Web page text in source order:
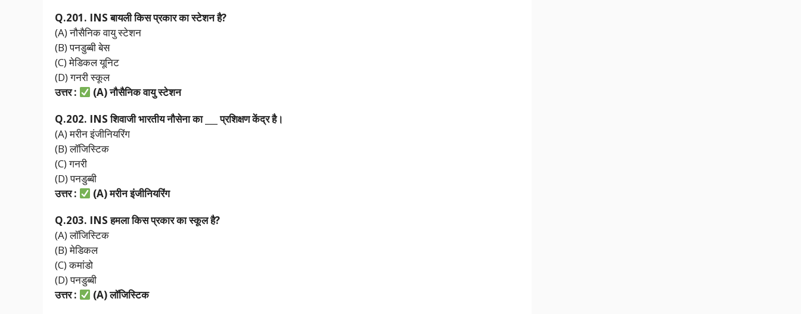
Q.201. INSबायलीकिसप्रकारकास्टेशनहै?
(A) नौसैनिक वायु स्टेशन
(B) पनडुब्बी बेस
(C) मेडिकल यूनिट
(D) गनरी स्कूल
उत्तर :
(A)नौसैनिकवायुस्टेशन
Q.202. INSशिवाजीभारतीयनौसेनाका ___प्रशिक्षणकेंद्रहै।
(A) मरीन इंजीनियरिंग
(B) लॉजिस्टिक
(C) गनरी
(D) पनडुब्बी
उत्तर :
(A)मरीनइंजीनियरिंग
Q.203. INSहमलाकिसप्रकारकास्कूलहै?
(A) लॉजिस्टिक
(B) मेडिकल
(C) कमांडो
(D) पनडुब्बी
उत्तर :
(A)लॉजिस्टिक